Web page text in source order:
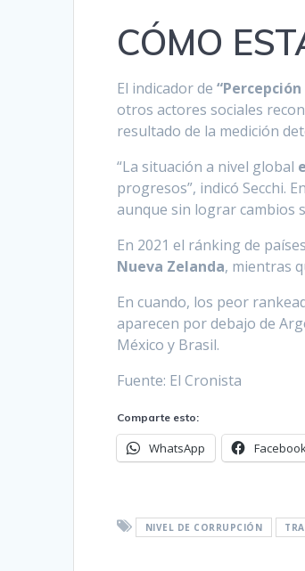
CÓMO
El indicador de
otros actores sociales
resultado de la medición
“La situación a nivel global
progresos”, indicó Secchi.
aunque sin lograr cambios
En 2021 el ránking de
Nueva Zelanda, mientras
En cuando, los peor
aparecen por debajo de
México y Brasil.
Fuente: El Cronista
Comparte esto:
WhatsApp
NIVEL DE CORRUPCIÓN